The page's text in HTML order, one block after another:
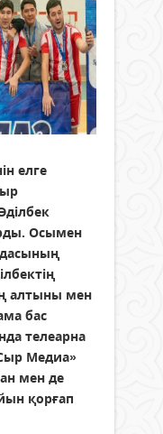
елге
Осымен
алтыны мен
бас
телеарна
Медиа»
мен де
қорғап